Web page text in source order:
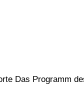
Das Programm